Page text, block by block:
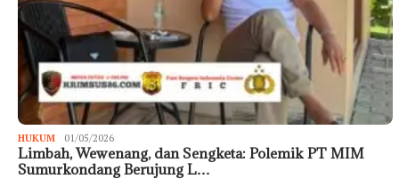
HUKUM 01/05/2026
Limbah, Wewenang, dan Sengketa: Polemik PT MIM
Sumurkondang Berujung L…